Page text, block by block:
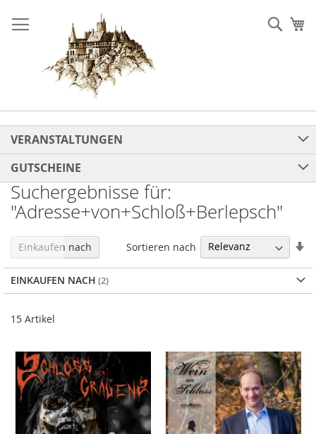
zum
Inhalt
VERANSTALTUNGEN
GUTSCHEINE
Suchergebnisse für:
"Adresse+von+Schloß+Berlepsch"
15 Artikel
Sortieren nach
Einkaufen nach
EINKAUFEN NACH